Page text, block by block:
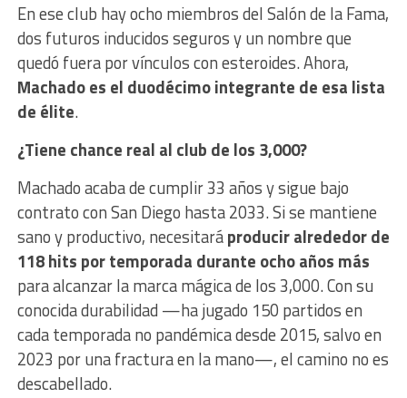
En ese club hay ocho miembros del Salón de la Fama,
dos futuros inducidos seguros y un nombre que
quedó fuera por vínculos con esteroides. Ahora,
Machado es el duodécimo integrante de esa lista
de élite.
¿Tiene chance real al club de los 3,000?
Machado acaba de cumplir 33 años y sigue bajo
contrato con San Diego hasta 2033. Si se mantiene
sano y productivo, necesitaráproducir alrededor de
118 hits por temporada durante ocho años más
para alcanzar la marca mágica de los 3,000. Con su
conocida durabilidad —ha jugado 150 partidos en
cada temporada no pandémica desde 2015, salvo en
2023 por una fractura en la mano—, el camino no es
descabellado.